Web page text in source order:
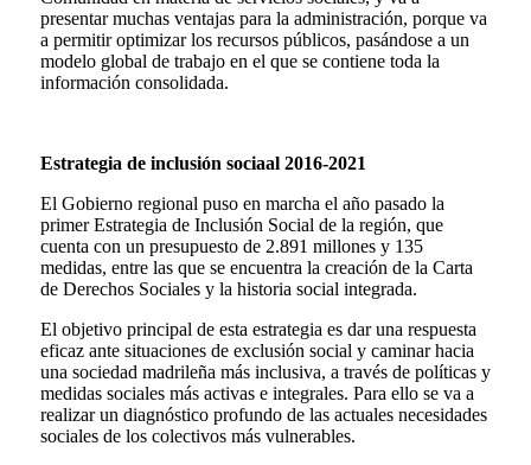
presentar muchas ventajas para la administración, porque va
a permitir optimizar los recursos públicos, pasándose a un
modelo global de trabajo en el que se contiene toda la
información consolidada.
Estrategia de inclusión sociaal 2016-2021
El Gobierno regional puso en marcha el año pasado la
primer Estrategia de Inclusión Social de la región, que
cuenta con un presupuesto de 2.891 millones y 135
medidas, entre las que se encuentra la creación de la Carta
de Derechos Sociales y la historia social integrada.
El objetivo principal de esta estrategia es dar una respuesta
eficaz ante situaciones de exclusión social y caminar hacia
una sociedad madrileña más inclusiva, a través de políticas y
medidas sociales más activas e integrales. Para ello se va a
realizar un diagnóstico profundo de las actuales necesidades
sociales de los colectivos más vulnerables.